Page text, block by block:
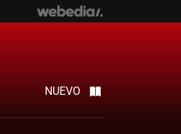
NUEVO